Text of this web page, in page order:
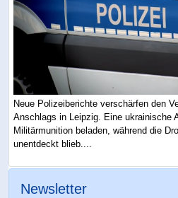
Neue Polizeiberichte verschärfen den
Anschlags in Leipzig. Eine ukrainische
Militärmunition beladen, während die
unentdeckt blieb....
Newsletter